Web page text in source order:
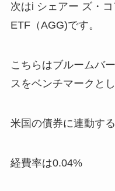
次はi シェアー ズ・
ETF（AGG)です。
こちらはブルームバ
スをベンチマークとし
米国の債券に連動す
経費率は0.04%